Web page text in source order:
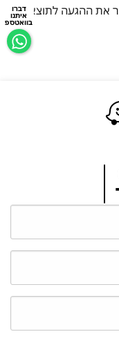
דברו
איתנו
בוואטספ
את ההגעה לתוצאות